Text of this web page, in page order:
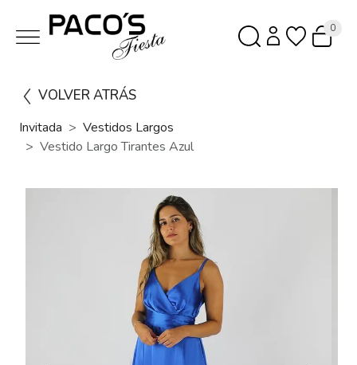
0
VOLVER ATRÁS
Invitada
Vestidos Largos
Vestido Largo Tirantes Azul